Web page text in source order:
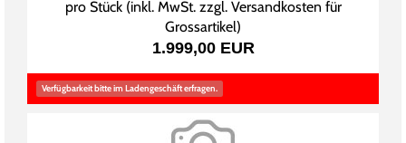
pro Stück (inkl. MwSt. zzgl. Versandkosten für
Grossartikel)
1.999,00 EUR
Verfügbarkeit bitte im Ladengeschäft erfragen.